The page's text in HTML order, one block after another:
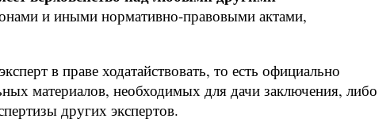
и иными нормативно-правовыми актами,
в праве ходатайствовать, то есть официально
материалов, необходимых для дачи заключения, либо
других экспертов.